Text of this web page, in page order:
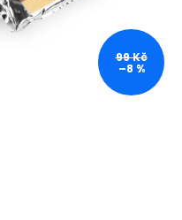
99 Kč
–8 %